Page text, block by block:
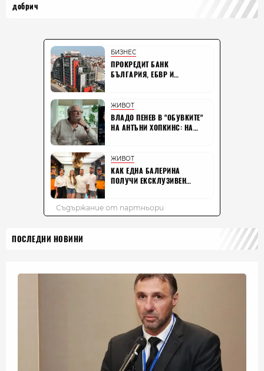
добрич
ПОСЛЕДНИ НОВИНИ